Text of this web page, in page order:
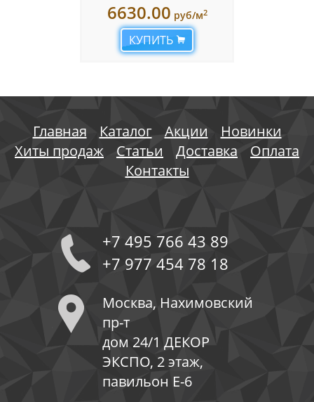
6630.00 руб/м2
КУПИТЬ
Главная Каталог Акции
Новинки
Хиты продаж
Статьи Доставка
Оплата
Контакты
+7 495 766 43 89
+7 977 454 78 18
Москва, Нахимовский
пр-т
дом 24/1 ДЕКОР
ЭКСПО, 2 этаж,
павильон Е-6